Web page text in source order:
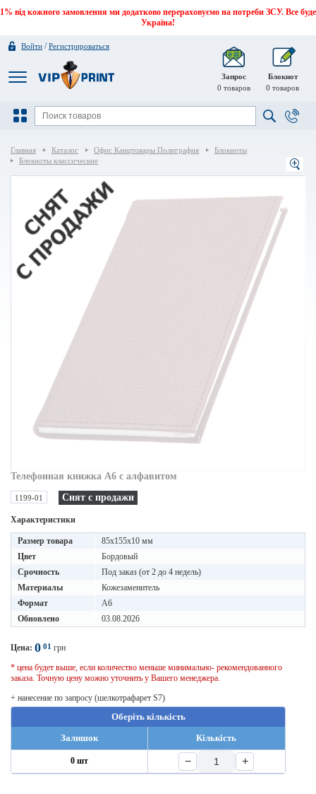
1% від кожного замовлення ми додатково перераховуємо на потреби ЗСУ. Все буде
Україна!
Войти /Регистрироваться
Запрос
0 товаров
Блокнот
0 товаров
Главная Каталог Офис Канцтовары Полиграфия
Блокноты
Блокноты классические
Телефонная книжка A6 с алфавитом
1199-01 Снят с продажи
Характеристики
Размер товара
85x155x10 мм
Цвет
Бордовый
Срочность
Под заказ (от 2 до 4 недель)
Материалы
Кожезаменитель
Формат
A6
Обновлено
03.08.2026
Цена: 0 01 грн
* цена будет выше, если количество меньше минимально- рекомендованного
заказа. Точную цену можно уточнить у Вашего менеджера.
+ нанесение по запросу (шелкотрафарет S7)
Оберіть кількість
Залишок
Кількість
0 шт − +